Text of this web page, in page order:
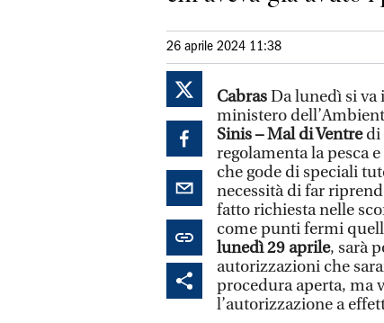
26 aprile 2024 11:38
CabrasDa lunedì si va
ministero
Sinis – Mal di Ventredi
regolamenta la pesca
che gode di speciali
necessità di far
fatto richiesta nelle
come punti fermi
lunedì 29 aprile, sarà
autorizzazioni che
procedura aperta, ma
l’autorizzazione a